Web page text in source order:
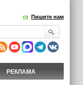
Пишите нам
РЕКЛАМА